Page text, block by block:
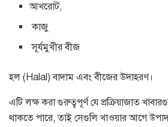
আখরোট,
কাজু
সূর্যমুখীর বীজ
হল (Halal) বাদাম এবং বীজের উদাহরণ।
এটি লক্ষ করা গুরুত্বপূর্ণ যে প্রক্রিয়াজাত
থাকতে পারে, তাই সেগুলি খাওয়ার আগে